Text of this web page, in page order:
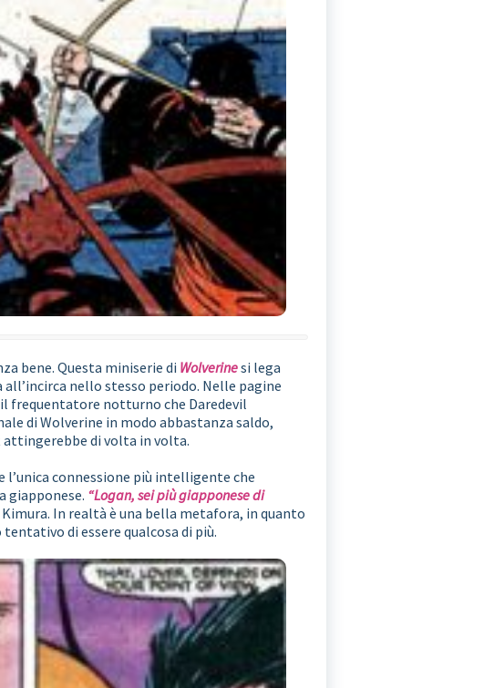
bene. Questa miniserie di Wolverinesi lega
nello stesso periodo. Nelle pagine
il frequentatore notturno che Daredevil
di Wolverine in modo abbastanza saldo,
di volta in volta.
connessione più intelligente che
giapponese. “Logan, sei più giapponese di
In realtà è una bella metafora, in quanto
di essere qualcosa di più.